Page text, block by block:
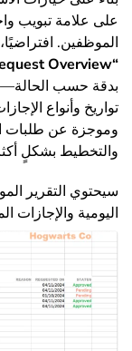
على علامة تبويب
الموظفين.
“Time Off Request Overview”
بدقة حسب الحالة—
تواريخ وأنواع
وموجزة عن طلبات
والتخطيط بشكلٍ
سيحتوي التقرير
اليومية والإجازات